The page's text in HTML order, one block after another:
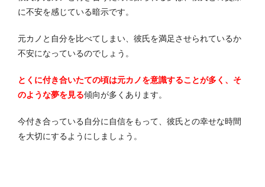
に不安を感じている暗示です。
元カノと自分を比べてしまい、彼氏を満足させられているか
不安になっているのでしょう。
とくに付き合いたての頃は元カノを意識することが多く、そ
のような夢を見る傾向が多くあります。
今付き合っている自分に自信をもって、彼氏との幸せな時間
を大切にするようにしましょう。